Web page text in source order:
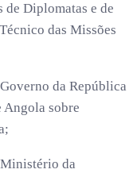
Diplomatas e de
das Missões
da República
Angola sobre
da